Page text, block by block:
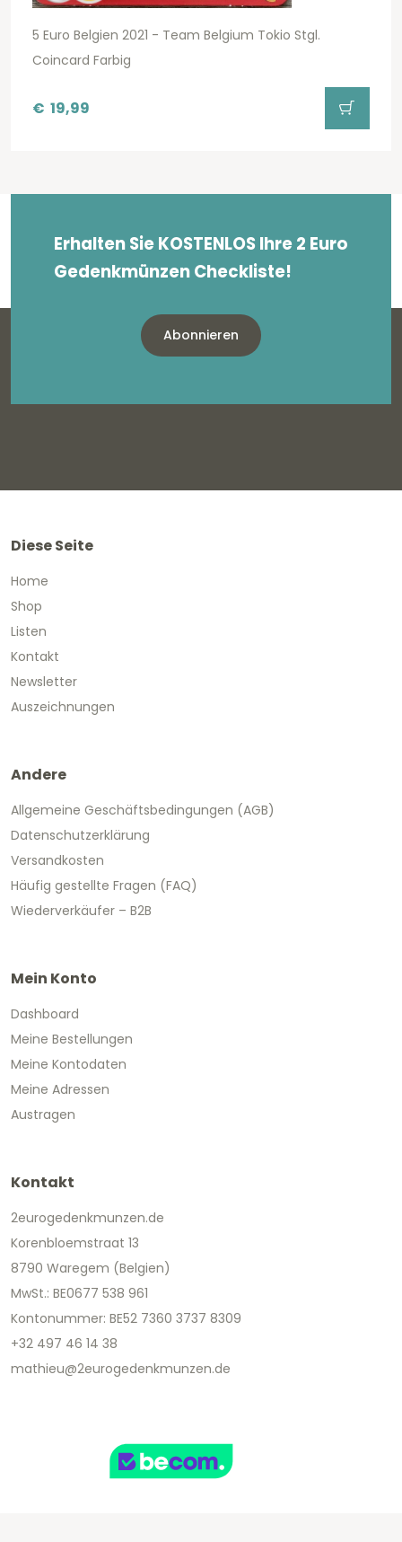
5 Euro Belgien 2021 - Team Belgium Tokio Stgl.
Coincard Farbig
€ 19,99
Erhalten Sie KOSTENLOS Ihre 2 Euro
Gedenkmünzen Checkliste!
Abonnieren
Diese Seite
Home
Shop
Listen
Kontakt
Newsletter
Auszeichnungen
Andere
Allgemeine Geschäftsbedingungen (AGB)
Datenschutzerklärung
Versandkosten
Häufig gestellte Fragen (FAQ)
Wiederverkäufer – B2B
Mein Konto
Dashboard
Meine Bestellungen
Meine Kontodaten
Meine Adressen
Austragen
Kontakt
2eurogedenkmunzen.de
Korenbloemstraat 13
8790 Waregem (Belgien)
MwSt.: BE0677 538 961
Kontonummer: BE52 7360 3737 8309
+32 497 46 14 38
mathieu@2eurogedenkmunzen.de